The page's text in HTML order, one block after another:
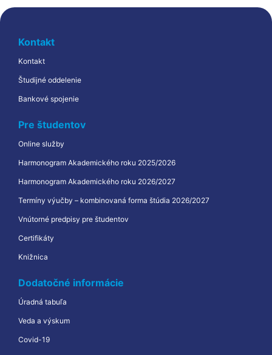
Kontakt
Kontakt
Študijné oddelenie
Bankové spojenie
Pre študentov
Online služby
Harmonogram Akademického roku 2025/2026
Harmonogram Akademického roku 2026/2027
Termíny výučby – kombinovaná forma štúdia 2026/2027
Vnútorné predpisy pre študentov
Certifikáty
Knižnica
Dodatočné informácie
Úradná tabuľa
Veda a výskum
Covid-19